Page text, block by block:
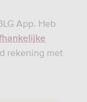
App. Heb
rekening met